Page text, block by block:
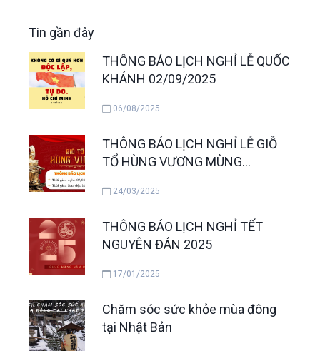
Tin gần đây
THÔNG BÁO LỊCH NGHỈ LỄ QUỐC
KHÁNH 02/09/2025
06/08/2025
THÔNG BÁO LỊCH NGHỈ LỄ GIỖ
TỔ HÙNG VƯƠNG MÙNG
24/03/2025
THÔNG BÁO LỊCH NGHỈ TẾT
NGUYÊN ĐÁN 2025
17/01/2025
Chăm sóc sức khỏe mùa đông
tại Nhật Bản